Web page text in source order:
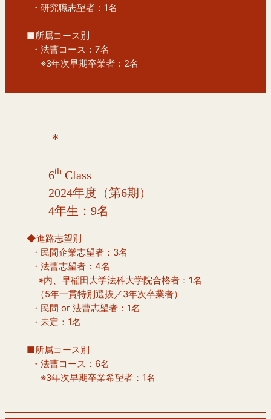
  ・研究職志望者：1名
■所属コース別
  ・法曹コース：7名
※3年次早期卒業者：2名
＊
6thClass
2024年度（第6期）
4年生：9名
◆進路志望別
  ・民間企業志望者：3名
  ・法曹志望者：4名
※内、早稲田大学法科大学院合格者：1名
（5年一貫特別選抜／3年次卒業者）
  ・民間 or 法曹志望者：1名
  ・未定：1名
■所属コース別
  ・法曹コース：6名
※3年次早期卒業希望者：1名